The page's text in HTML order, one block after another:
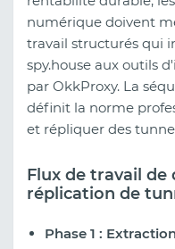
numérique doivent
travail structurés qui
spy.house aux outils
par OkkProxy. La
définit la norme
et répliquer des
Flux de travail
réplication de
Phase 1 :